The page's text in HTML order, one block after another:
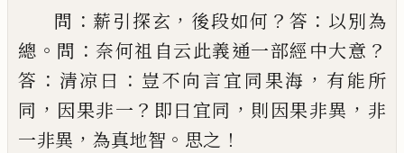
問 ： 薪引探玄 ， 後段如何 ？ 答 ： 以別為
總 。 問 ：奈何祖自云此義通一部經中大意 ？
答 ： 清凉曰 ： 豈不向言宜同果海 ， 有能所
同 ， 因果非一 ？ 即曰宜同 ， 則因果非異 ， 非
一非異 ， 為真地智 。 思之 ！